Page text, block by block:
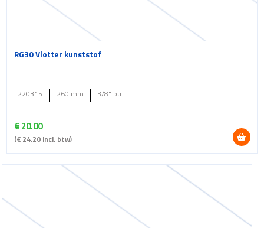
RG30 Vlotter kunststof
€20.00
(€ 24.20incl. btw)
220315 260 mm 3/8" bu